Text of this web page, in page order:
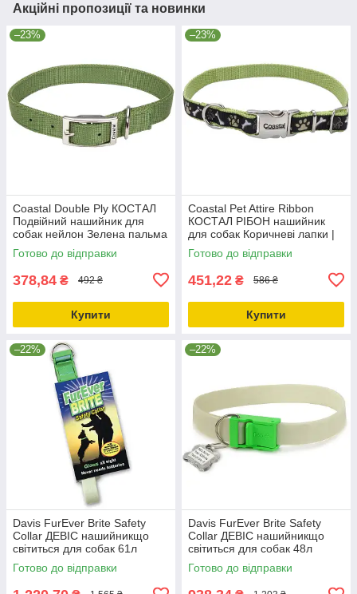
Акційні пропозиції та новинки
–23%
Coastal Double Ply КОСТАЛ
Подвійний нашийник для
собак нейлон Зелена пальма
| 2.5х65см
Готово до відправки
378,84 ₴ 492 ₴
Купити
–23%
Coastal Pet Attire Ribbon
КОСТАЛ РІБОН нашийник
для собак Коричневі лапки |
1.6х20-30см
Готово до відправки
451,22 ₴ 586 ₴
Купити
–22%
Davis FurEver Brite Safety
Collar ДЕВІС нашийникщо
світиться для собак 61л
Готово до відправки
–22%
Davis FurEver Brite Safety
Collar ДЕВІС нашийникщо
світиться для собак 48л
Готово до відправки